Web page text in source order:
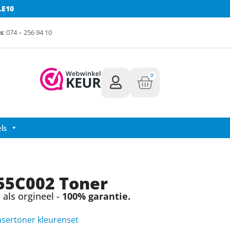
: 074 – 256 94 10
0
Toner
orgineel - 100% garantie.
kleurenset